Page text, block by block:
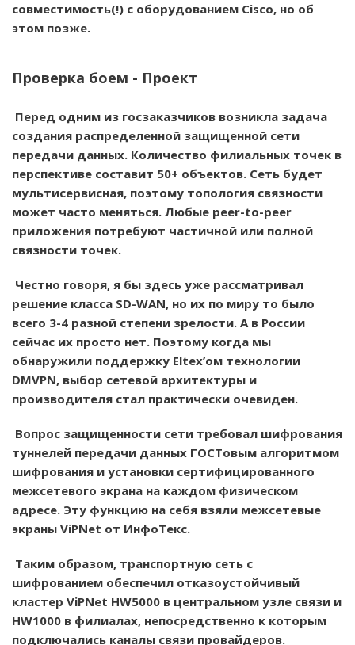
совместимость(!) с оборудованием Cisco, но об
этом позже.
Проверка боем - Проект
Перед одним из госзаказчиков возникла задача
создания распределенной защищенной сети
передачи данных. Количество филиальных точек в
перспективе составит 50+ объектов. Сеть будет
мультисервисная, поэтому топология связности
может часто меняться. Любые peer-to-peer
приложения потребуют частичной или полной
связности точек.
Честно говоря, я бы здесь уже рассматривал
решение класса SD-WAN, но их по миру то было
всего 3-4 разной степени зрелости. А в России
сейчас их просто нет. Поэтому когда мы
обнаружили поддержку Eltex’ом технологии
DMVPN, выбор сетевой архитектуры и
производителя стал практически очевиден.
Вопрос защищенности сети требовал шифрования
туннелей передачи данных ГОСТовым алгоритмом
шифрования и установки сертифицированного
межсетевого экрана на каждом физическом
адресе. Эту функцию на себя взяли межсетевые
экраны ViPNet от ИнфоТекс.
Таким образом, транспортную сеть с
шифрованием обеспечил отказоустойчивый
кластер ViPNet HW5000 в центральном узле связи и
HW1000 в филиалах, непосредственно к которым
подключались каналы связи провайдеров.